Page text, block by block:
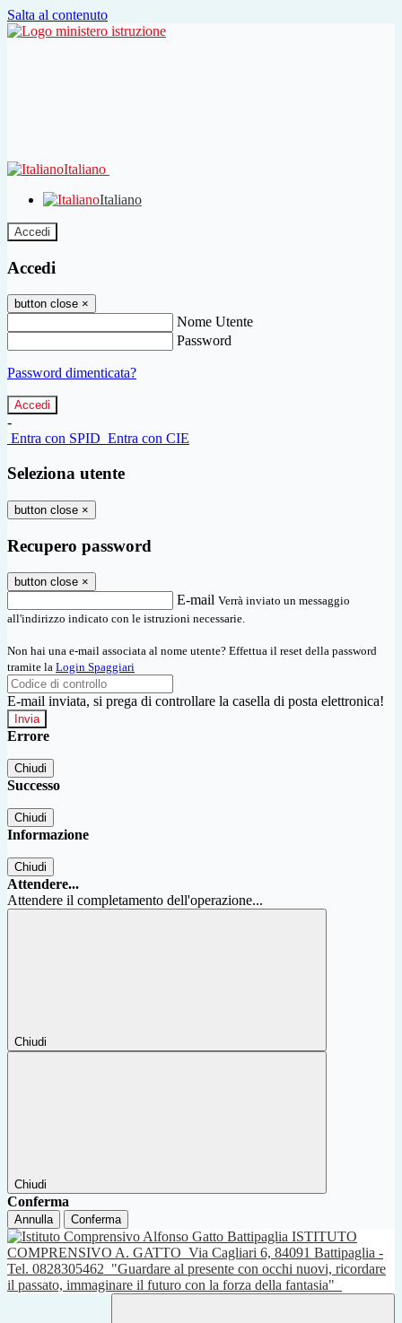
Salta al contenuto
Italiano
Italiano
Accedi
Accedi
button close ×
Nome Utente
Password
Password dimenticata?
-
Entra con SPID Entra con CIE
Seleziona utente
button close ×
Recupero password
button close ×
E-mail Verrà inviato un messaggio
all'indirizzo indicato con le istruzioni necessarie.
Non hai una e-mail associata al nome utente? Effettua il reset della password
tramite la Login Spaggiari
E-mail inviata, si prega di controllare la casella di posta elettronica!
Errore
Chiudi
Successo
Chiudi
Informazione
Chiudi
Attendere...
Attendere il completamento dell'operazione...
Chiudi
Chiudi
Conferma
Annulla Conferma
ISTITUTO
COMPRENSIVO A. GATTO Via Cagliari 6, 84091 Battipaglia -
Tel. 0828305462 "Guardare al presente con occhi nuovi, ricordare
il passato, immaginare il futuro con la forza della fantasia"